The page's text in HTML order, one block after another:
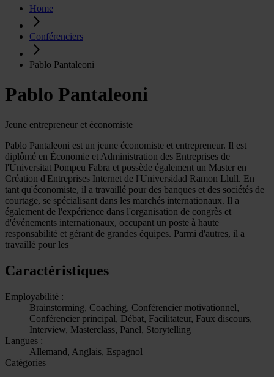
Home
Conférenciers
Pablo Pantaleoni
Pablo Pantaleoni
Jeune entrepreneur et économiste
Pablo Pantaleoni est un jeune économiste et entrepreneur. Il est
diplômé en Économie et Administration des Entreprises de
l'Universitat Pompeu Fabra et possède également un Master en
Création d'Entreprises Internet de l'Universidad Ramon Llull. En
tant qu'économiste, il a travaillé pour des banques et des sociétés de
courtage, se spécialisant dans les marchés internationaux. Il a
également de l'expérience dans l'organisation de congrès et
d'événements internationaux, occupant un poste à haute
responsabilité et gérant de grandes équipes. Parmi d'autres, il a
travaillé pour les
Caractéristiques
Employabilité :
Brainstorming, Coaching, Conférencier motivationnel,
Conférencier principal, Débat, Facilitateur, Faux discours,
Interview, Masterclass, Panel, Storytelling
Langues :
Allemand, Anglais, Espagnol
Catégories